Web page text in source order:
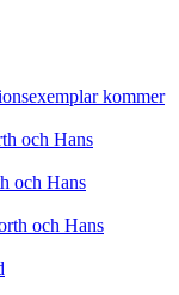
kommer
och Hans
och Hans
och Hans